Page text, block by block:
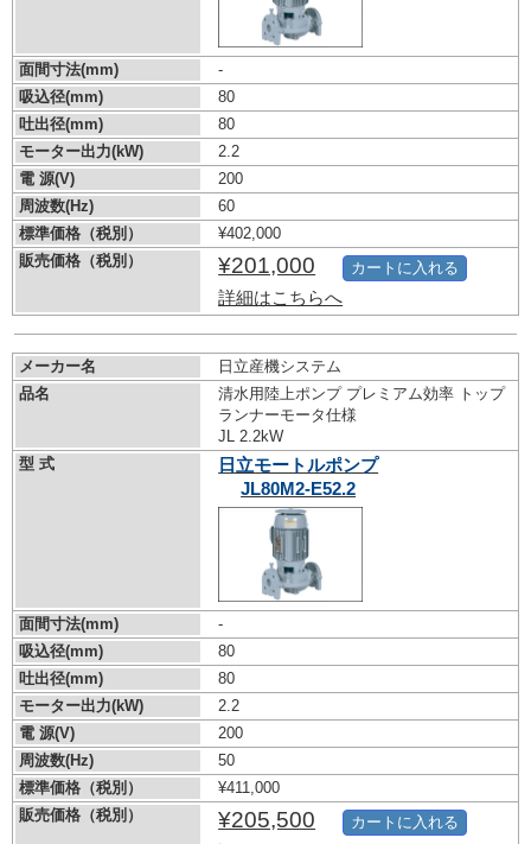
面間寸法(mm)
-
吸込径(mm)
80
吐出径(mm)
80
モーター出力(kW)
2.2
電 源(V)
200
周波数(Hz)
60
標準価格（税別）
¥402,000
販売価格（税別）
¥201,000
詳細はこちらへ
カートに入れる
メーカー名
日立産機システム
品名
清水用陸上ポンプ プレミアム効率 トップ
ランナーモータ仕様
JL 2.2kW
型 式
日立モートルポンプ
JL80M2-E52.2
面間寸法(mm)
-
吸込径(mm)
80
吐出径(mm)
80
モーター出力(kW)
2.2
電 源(V)
200
周波数(Hz)
50
標準価格（税別）
¥411,000
販売価格（税別）
¥205,500 カートに入れる